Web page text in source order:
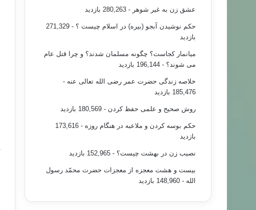
عشق زن به غیر شوهر - 280,263 بازدید
حکم نوشیدن آبجو (بیره) در اسلام چیست ؟
- 271,329
بازدید
میانمار کجاست؟ چگونه مسلمان شدند؟ و چرا قتل عام
می شوند؟ - 196,144 بازدید
خلاصه زندگی حضرت عمر رضی الله تعالی عنه -
185,476 بازدید
روش صحیح و علمی حفظ کردن - 180,569 بازدید
حکم بوسه کردن و ملاعبه در هنگام روزه
- 173,616
بازدید
نصیب زن در بهشت چیست؟ - 152,965 بازدید
بیست و هشت معجزه از معجزات حضرت محمّد رسول
الله - 148,960 بازدید